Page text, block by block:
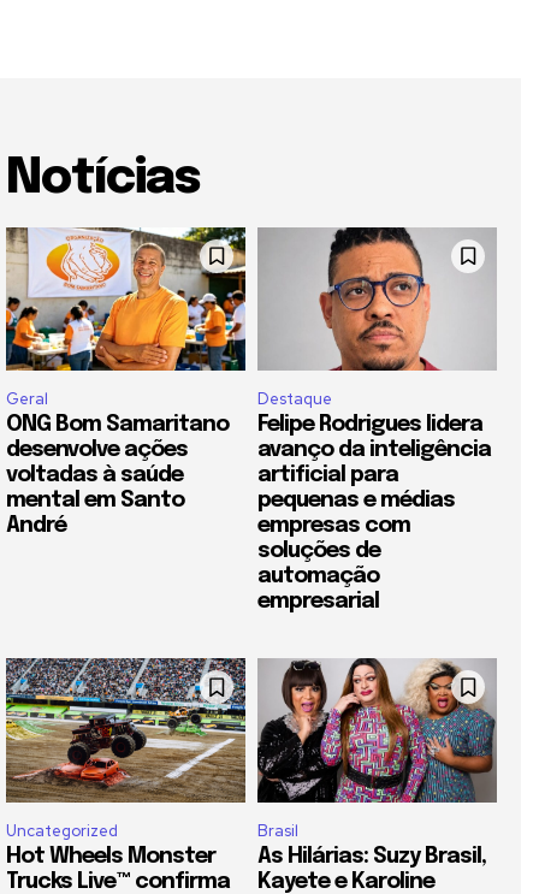
Notícias
Geral
ONG Bom Samaritano
desenvolve ações
voltadas à saúde
mental em Santo
André
Destaque
Felipe Rodrigues lidera
avanço da inteligência
artificial para
pequenas e médias
empresas com
soluções de
automação
empresarial
Uncategorized
Hot Wheels Monster
Trucks Live™ confirma
Brasil
As Hilárias: Suzy Brasil,
Kayete e Karoline